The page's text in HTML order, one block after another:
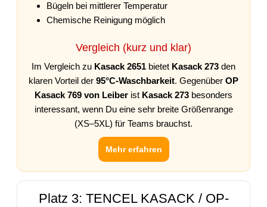
Bügeln bei mittlerer Temperatur
Chemische Reinigung möglich
Vergleich (kurz und klar)
Im Vergleich zu Kasack 2651 bietet Kasack 273 den
klaren Vorteil der 95°C-Waschbarkeit. Gegenüber OP
Kasack 769 von Leiber ist Kasack 273 besonders
interessant, wenn Du eine sehr breite Größenrange
(XS–5XL) für Teams brauchst.
Mehr erfahren
Platz 3: TENCEL KASACK / OP-